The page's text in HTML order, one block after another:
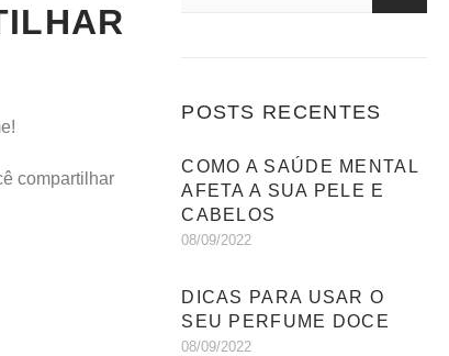
compartilhar
POSTS RECENTES
COMO A SAÚDE MENTAL
AFETA A SUA PELE E
CABELOS
08/09/2022
DICAS PARA USAR O
SEU PERFUME DOCE
08/09/2022